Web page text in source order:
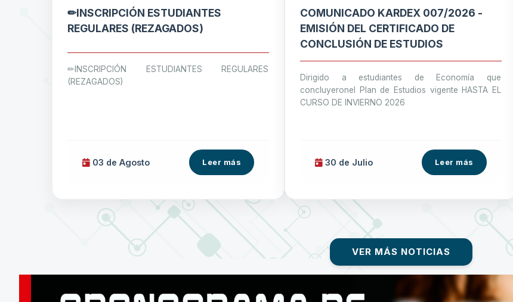
✏INSCRIPCIÓN ESTUDIANTES
REGULARES (REZAGADOS)
✏INSCRIPCIÓN ESTUDIANTES REGULARES
(REZAGADOS)
03 deAgosto Leer más
COMUNICADO KARDEX 007/2026 -
EMISIÓN DEL CERTIFICADO DE
CONCLUSIÓN DE ESTUDIOS
Dirigido a estudiantes de Economía que
concluyeronel Plan de Estudios vigente HASTA EL
CURSO DE INVIERNO 2026
30 de Julio Leer más
VER MÁS NOTICIAS